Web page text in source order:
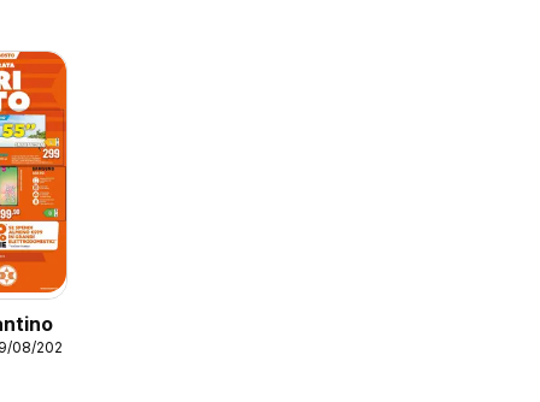
08/2026